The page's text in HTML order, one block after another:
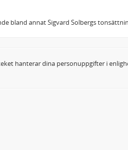
bland annat Sigvard Solbergs
hanterar dina personuppgifter i